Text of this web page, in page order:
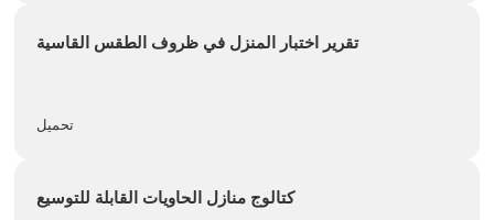
تقرير اختبار المنزل في ظروف الطقس القاسية
تحميل
كتالوج منازل الحاويات القابلة للتوسيع